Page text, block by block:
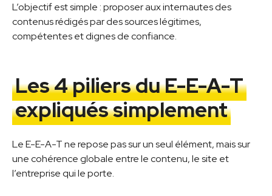
L’objectif est simple : proposer aux internautes des
contenus rédigés par des sources légitimes,
compétentes et dignes de confiance.
Les 4 piliers du E-E-A-T
expliqués simplement
Le E-E-A-T ne repose pas sur un seul élément, mais sur
une cohérence globale entre le contenu, le site et
l’entreprise qui le porte.